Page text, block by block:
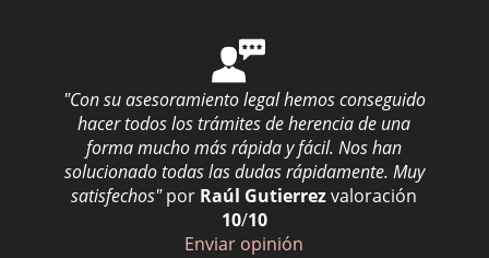
"Con su asesoramiento legal hemos conseguido
hacer todos los trámites de herencia de una
forma mucho más rápida y fácil. Nos han
solucionado todas las dudas rápidamente. Muy
satisfechos" por Raúl Gutierrez valoración
10/10
Enviar opinión